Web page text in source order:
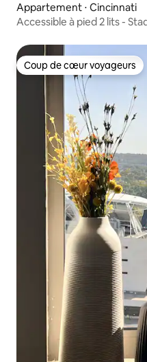
Appartement ⋅ Cincinnati
Accessible à pied 2 lits -
Coup de cœur voyageurs
Coup de cœur voyageurs